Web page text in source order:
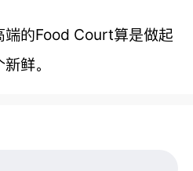
端的Food Court算是做起
鲜。